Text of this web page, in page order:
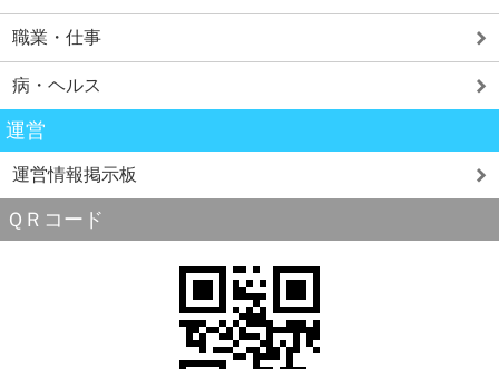
職業・仕事
病・ヘルス
運営
運営情報掲示板
ＱＲコード